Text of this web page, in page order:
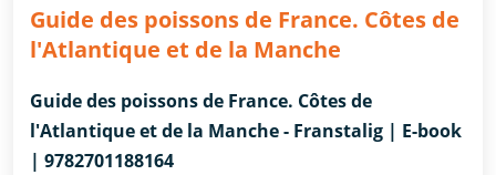
Guide des poissons de France. Côtes de
l'Atlantique et de la Manche
Guide des poissons de France. Côtes de
l'Atlantique et de la Manche - Franstalig | E-book
| 9782701188164